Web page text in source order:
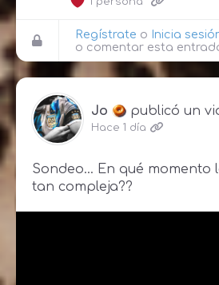
Regístrate o Inicia
o comentar esta
Jo publicó un
Hace 1 día
Sondeo... En qué momento
tan compleja??